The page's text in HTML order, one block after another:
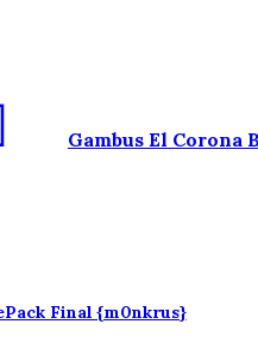
Gambus El Corona
Final {m0nkrus}